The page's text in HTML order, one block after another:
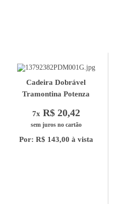
Cadeira Dobrável
Tramontina Potenza
7x R$ 20,42
sem juros no cartão
Por: R$ 143,00 à vista